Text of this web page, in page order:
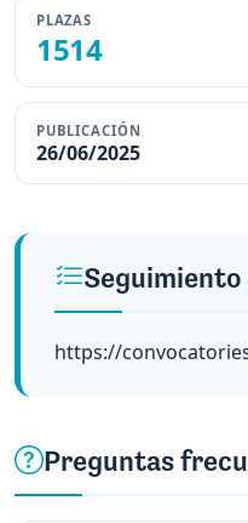
PLAZAS
1514
PUBLICACIÓN
26/06/2025
https://
Preguntas